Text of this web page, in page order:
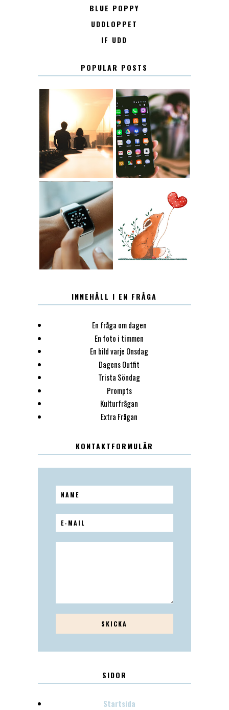
BLUE POPPY
UDDLOPPET
IF UDD
POPULAR POSTS
KONTAKT KONTAKTLISTA
12.30 LUGN
INNEHÅLL I EN FRÅGA
En fråga om dagen
En foto i timmen
En bild varje Onsdag
Dagens Outfit
Trista Söndag
Prompts
Kulturfrågan
Extra Frågan
KONTAKTFORMULÄR
SIDOR
Startsida